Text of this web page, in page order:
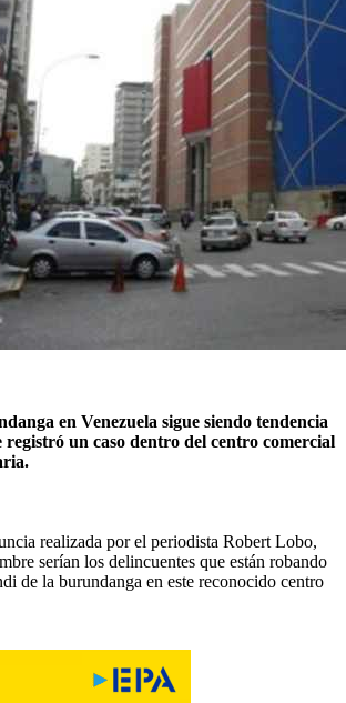
en Venezuela sigue siendo tendencia
registró un caso dentro del centro comercial
realizada por el periodista Robert Lobo,
serían los delincuentes que están robando
de la burundanga en este reconocido centro